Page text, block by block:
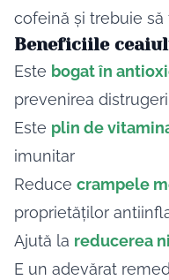
cofeină și trebuie să
Beneficiile
Este bogatîn
prevenirea
Este plin de
imunitar
Reduce crampele
proprietăților
Ajută la reducerea
E un adevărat